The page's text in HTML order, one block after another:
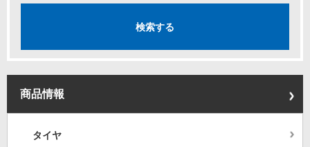
商品情報
タイヤ